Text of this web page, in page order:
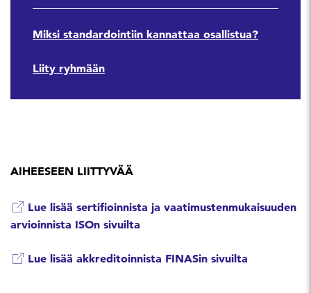
Miksi standardointiin kannattaa osallistua?
Liity ryhmään
AIHEESEEN LIITTYVÄÄ
Lue lisää sertifioinnista ja vaatimustenmukaisuuden
arvioinnista ISOn sivuilta
Lue lisää akkreditoinnista FINASin sivuilta